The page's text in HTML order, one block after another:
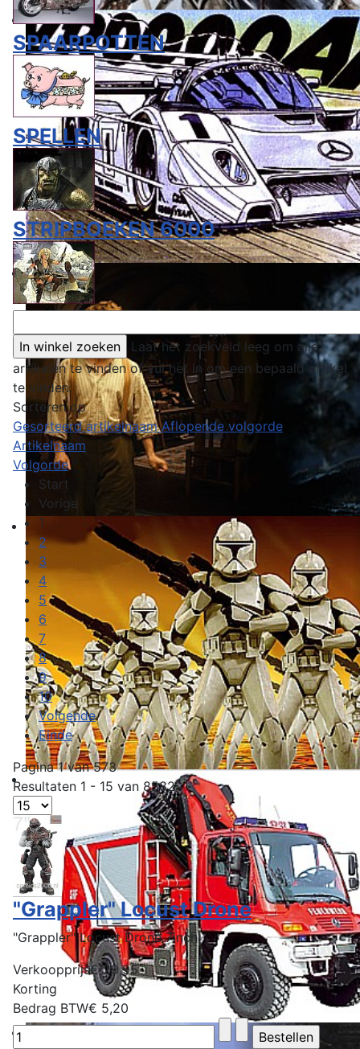
SPAARPOTTEN
SPELLEN
STRIPBOEKEN 6000
Laat het zoekveld leeg om alle
artikelen te vinden of vul het in om een bepaald artikel
te vinden.
Sorteren op
Gesorteerd artikelnaam Aflopende volgorde
Artikelnaam
Volgorde
Start
Vorige
1
2
3
4
5
6
7
8
9
10
Volgende
Einde
Pagina 1 van 573
Resultaten 1 - 15 van 8582
"Grappler" Locust Drone
"Grappler" Locust Drone 7inch
Verkoopprijs€ 29,95
Korting
Bedrag BTW€ 5,20